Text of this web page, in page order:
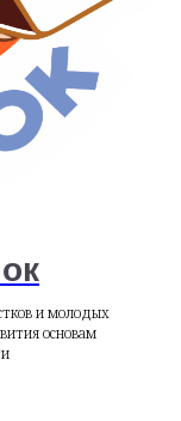
и молодых
основам